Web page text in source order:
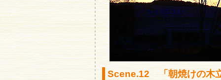
Scene.12 「朝焼けの木